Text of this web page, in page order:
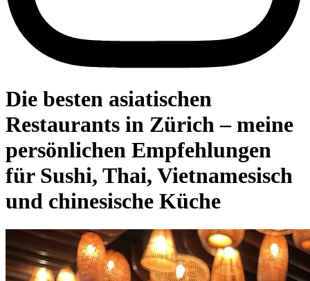
Die besten asiatischen
Restaurants in Zürich – meine
persönlichen Empfehlungen
für Sushi, Thai, Vietnamesisch
und chinesische Küche